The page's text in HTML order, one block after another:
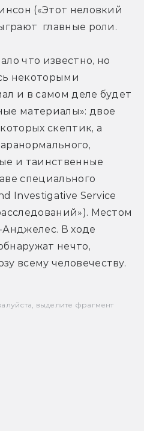
(«Этот неловкий
главные роли.
что известно, но
некоторыми
и в самом деле будет
материалы»: двое
скептик, а
и таинственные
специального
Investigative Service
Местом
В ходе
нечто,
всему человечеству.
выделите фрагмент